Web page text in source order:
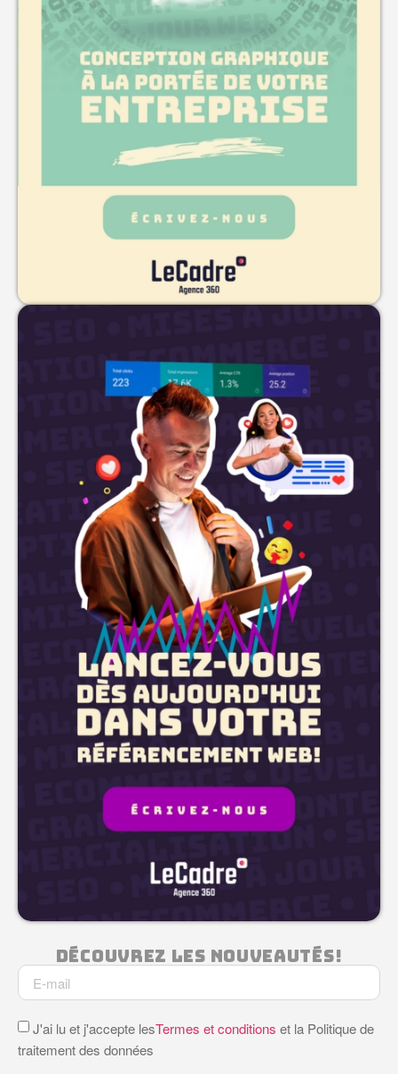
Découvrez Les Nouveautés!
J'ai lu et j'accepte lesTermes et conditions et la Politique de
traitement des données